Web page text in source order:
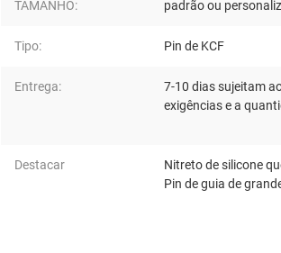
TAMANHO: padrão ou
Tipo: Pin de KCF
Entrega:
7-10 dias sujeitam
exigências e a
Destacar Nitreto de silicone
Pin de guia de